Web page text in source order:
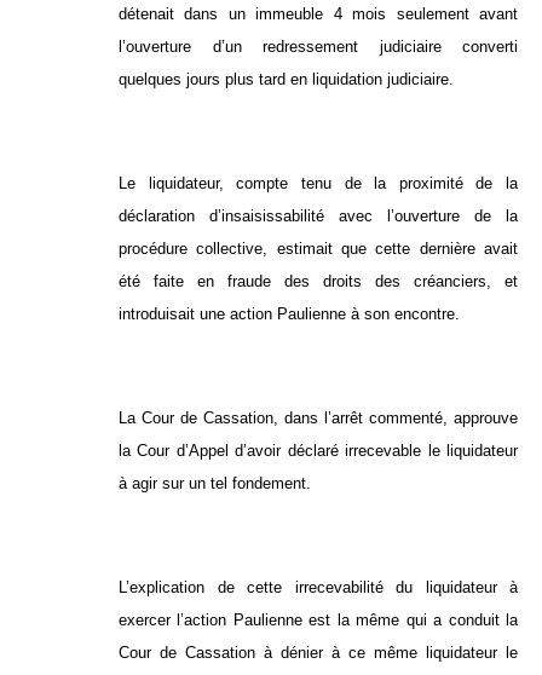
détenait dans un immeuble 4 mois seulement avant
l’ouverture d’un redressement judiciaire converti
quelques jours plus tard en liquidation judiciaire.
Le liquidateur, compte tenu de la proximité de la
déclaration d’insaisissabilité avec l’ouverture de la
procédure collective, estimait que cette dernière avait
été faite en fraude des droits des créanciers, et
introduisait une action Paulienne à son encontre.
La Cour de Cassation, dans l’arrêt commenté, approuve
la Cour d’Appel d’avoir déclaré irrecevable le liquidateur
à agir sur un tel fondement.
L’explication de cette irrecevabilité du liquidateur à
exercer l’action Paulienne est la même qui a conduit la
Cour de Cassation à dénier à ce même liquidateur le